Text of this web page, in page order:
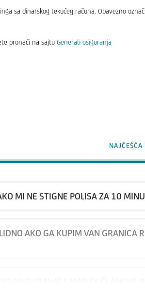
sa dinarskog tekućeg računa. Obavezno
pronaći na sajtu Generali osiguranja
MI NE STIGNE POLISA ZA 10
AKO GA KUPIM VAN